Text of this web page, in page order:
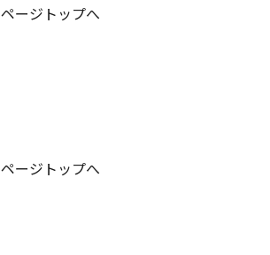
ページトップへ
ページトップへ